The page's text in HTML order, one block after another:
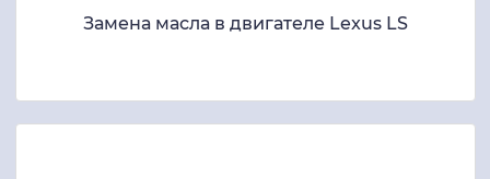
Замена масла в двигателе Lexus LS